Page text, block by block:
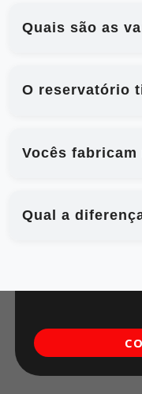
Quais são as
O reservatório
Vocês
Qual a